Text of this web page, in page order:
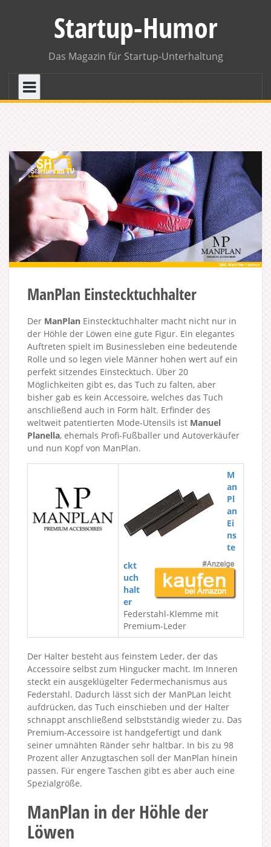
Startup-Humor
Das Magazin für Startup-Unterhaltung
ManPlan Einstecktuchhalter
Der ManPlan Einstecktuchhalter macht nicht nur in
der Höhle der Löwen eine gute Figur. Ein elegantes
Auftreten spielt im Businessleben eine bedeutende
Rolle und so legen viele Männer hohen wert auf ein
perfekt sitzendes Einstecktuch. Über 20
Möglichkeiten gibt es, das Tuch zu falten, aber
bisher gab es kein Accessoire, welches das Tuch
anschließend auch in Form hält. Erfinder des
weltweit patentierten Mode-Utensils ist Manuel
Planella, ehemals Profi-Fußballer und Autoverkäufer
und nun Kopf von ManPlan.
M
an
Pl
an
Ei
ns
te
ckt
uch
halt
er
Federstahl-Klemme mit
Premium-Leder
Der Halter besteht aus feinstem Leder, der das
Accessoire selbst zum Hingucker macht. Im Inneren
steckt ein ausgeklügelter Federmechanismus aus
Federstahl. Dadurch lässt sich der ManPLan leicht
aufdrücken, das Tuch einschieben und der Halter
schnappt anschließend selbstständig wieder zu. Das
Premium-Accessoire ist handgefertigt und dank
seiner umnähten Ränder sehr haltbar. In bis zu 98
Prozent aller Anzugtaschen soll der ManPlan hinein
passen. Für engere Taschen gibt es aber auch eine
Spezialgröße.
ManPlan in der Höhle der
Löwen